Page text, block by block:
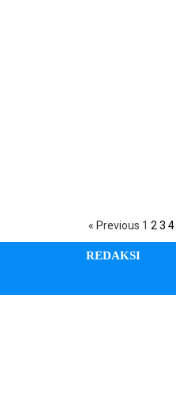
« Previous 1 2 3 4
REDAKSI